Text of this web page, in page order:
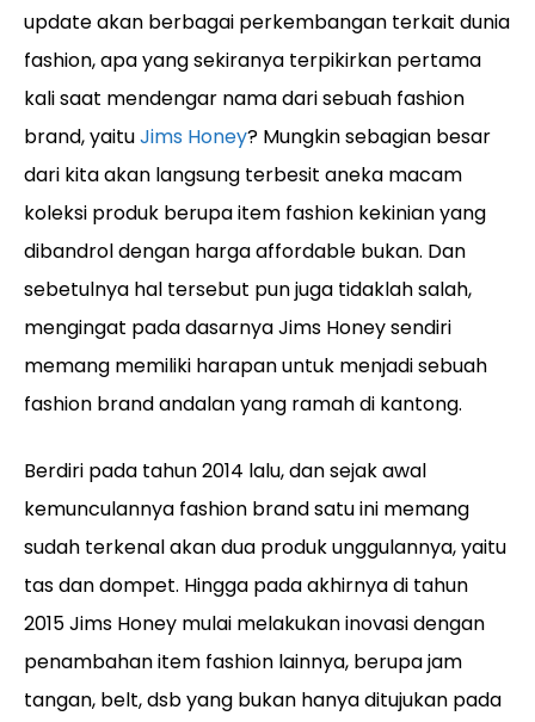
update akan berbagai perkembangan terkait dunia
fashion, apa yang sekiranya terpikirkan pertama
kali saat mendengar nama dari sebuah fashion
brand, yaituJims Honey? Mungkin sebagian besar
dari kita akan langsung terbesit aneka macam
koleksi produk berupa item fashion kekinian yang
dibandrol dengan harga affordable bukan. Dan
sebetulnya hal tersebut pun juga tidaklah salah,
mengingat pada dasarnya Jims Honey sendiri
memang memiliki harapan untuk menjadi sebuah
fashion brand andalan yang ramah di kantong.
Berdiri pada tahun 2014 lalu, dan sejak awal
kemunculannya fashion brand satu ini memang
sudah terkenal akan dua produk unggulannya, yaitu
tas dan dompet. Hingga pada akhirnya di tahun
2015 Jims Honey mulai melakukan inovasi dengan
penambahan item fashion lainnya, berupa jam
tangan, belt, dsb yang bukan hanya ditujukan pada